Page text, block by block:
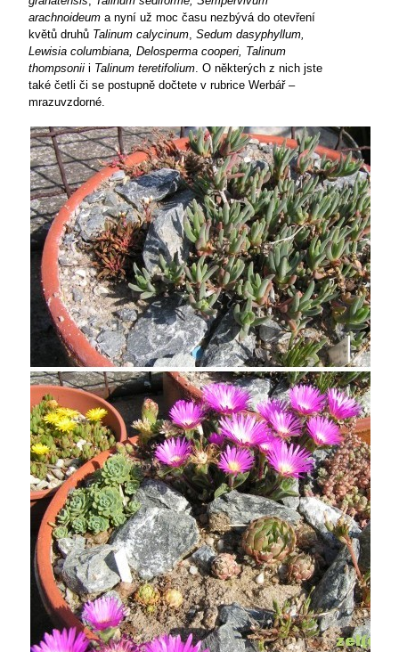
arachnoideum a nyní už moc času nezbývá do otevření
květů druhů Talinum calycinum, Sedum dasyphyllum,
Lewisia columbiana, Delosperma cooperi, Talinum
thompsonii i Talinum teretifolium. O některých z nich jste
také četli či se postupně dočtete v rubrice Werbář –
mrazuvzdorné.